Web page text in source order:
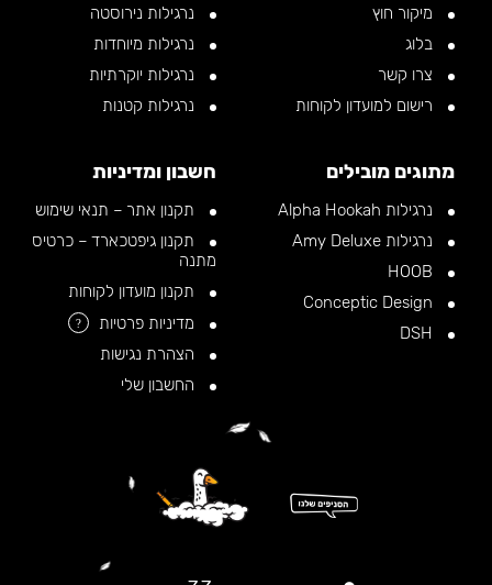
מיקור חוץ
בלוג
צרו קשר
רישום למועדון לקוחות
נרגילות נירוסטה
נרגילות מיוחדות
נרגילות יוקרתיות
נרגילות קטנות
מתוגים מובילים
נרגילות Alpha Hookah
נרגילות Amy Deluxe
חשבון ומדיניות
תקנון אתר – תנאי שימוש
תקנון גיפטכארד – כרטיס
מתנה
תקנון מועדון לקוחות
מדיניות פרטיות
?
הצהרת נגישות
החשבון שלי